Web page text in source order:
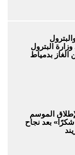
البترول
بدمياط
الموسم
بعد نجاح